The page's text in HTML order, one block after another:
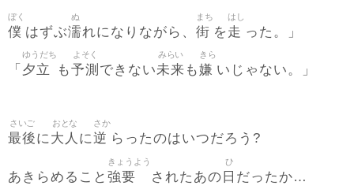
僕
ぼく
はずぶ濡
ぬ
れになりながら、 街
まち
を走
はし
った。」
「 夕立
ゆうだち
も予測
よそく
できない未来
みらい
も嫌
きら
いじゃない。」
最後
さいご
に大人
おとな
に逆
さか
らったのはいつだろう?
あきらめること 強要
きょうよう
されたあの 日
ひ
だったか…